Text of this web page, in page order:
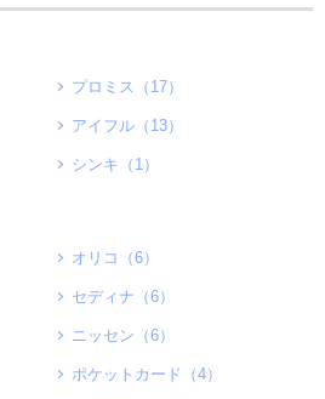
プロミス（17）
アイフル（13）
シンキ（1）
オリコ（6）
セディナ（6）
ニッセン（6）
ポケットカード（4）